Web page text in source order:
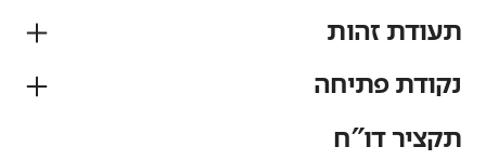
תעודת זהות
פיקוח
נקודת פתיחה
תקציר דו"ח